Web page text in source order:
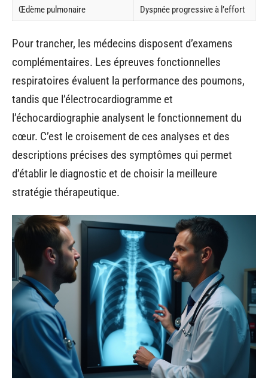
Œdème pulmonaire
Dyspnée progressive à l’effort
Pour trancher, les médecins disposent d’examens
complémentaires. Les épreuves fonctionnelles
respiratoires évaluent la performance des poumons,
tandis que l’électrocardiogramme et
l’échocardiographie analysent le fonctionnement du
cœur. C’est le croisement de ces analyses et des
descriptions précises des symptômes qui permet
d’établir le diagnostic et de choisir la meilleure
stratégie thérapeutique.